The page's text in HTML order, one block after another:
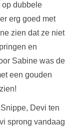
op dubbele
erg goed met
zien dat ze niet
en
Sabine was de
een gouden
Devi ten
sprong vandaag